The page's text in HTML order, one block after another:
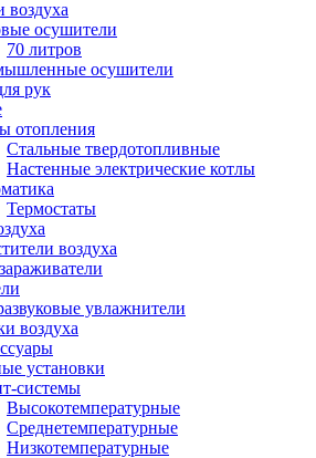
осушители
70 литров
осушители
рук
отопления
Стальные твердотопливные
Настенные электрические котлы
Термостаты
воздуха
увлажнители
воздуха
установки
системы
Высокотемпературные
Среднетемпературные
Низкотемпературные